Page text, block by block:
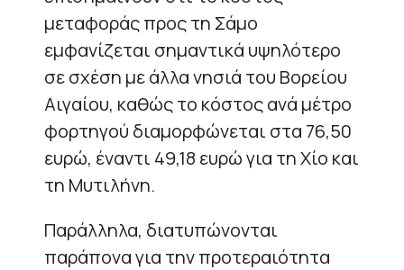
μεταφοράς προς τη Σάμο
εμφανίζεται σημαντικά υψηλότερο
σε σχέση με άλλα νησιά του Βορείου
Αιγαίου, καθώς το κόστος ανά μέτρο
φορτηγού διαμορφώνεται στα 76,50
ευρώ, έναντι 49,18 ευρώ για τη Χίο και
τη Μυτιλήνη.
Παράλληλα, διατυπώνονται
παράπονα για την προτεραιότητα